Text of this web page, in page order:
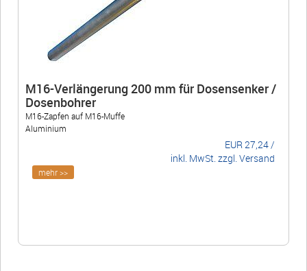
M16-Verlängerung 200 mm für Dosensenker /
Dosenbohrer
M16-Zapfen auf M16-Muffe
Aluminium
EUR27,24/
inkl. MwSt. zzgl. Versand
mehr >>